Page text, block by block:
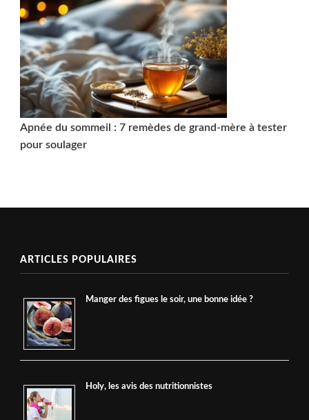
Apnée du sommeil : 7 remèdes de grand-mère à tester
pour soulager
ARTICLES POPULAIRES
Manger des figues le soir, une bonne idée ?
Holy, les avis des nutritionnistes